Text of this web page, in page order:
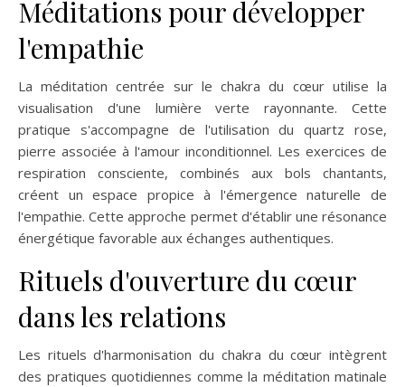
Méditations pour développer
l'empathie
La méditation centrée sur le chakra du cœur utilise la
visualisation d'une lumière verte rayonnante. Cette
pratique s'accompagne de l'utilisation du quartz rose,
pierre associée à l'amour inconditionnel. Les exercices de
respiration consciente, combinés aux bols chantants,
créent un espace propice à l'émergence naturelle de
l'empathie. Cette approche permet d'établir une résonance
énergétique favorable aux échanges authentiques.
Rituels d'ouverture du cœur
dans les relations
Les rituels d'harmonisation du chakra du cœur intègrent
des pratiques quotidiennes comme la méditation matinale